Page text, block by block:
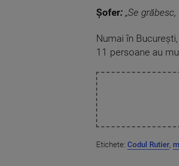
Șofer: „Se
Numai în
11 persoane au
Etichete: Codul Rutier,